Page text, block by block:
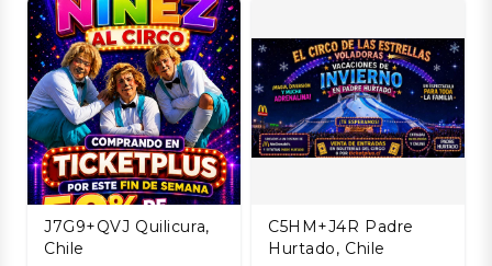
J7G9+QVJ Quilicura,
Chile
C5HM+J4R Padre
Hurtado, Chile